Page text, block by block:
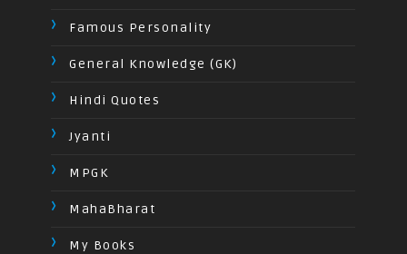
Famous Personality
General Knowledge (GK)
Hindi Quotes
Jyanti
MPGK
MahaBharat
My Books